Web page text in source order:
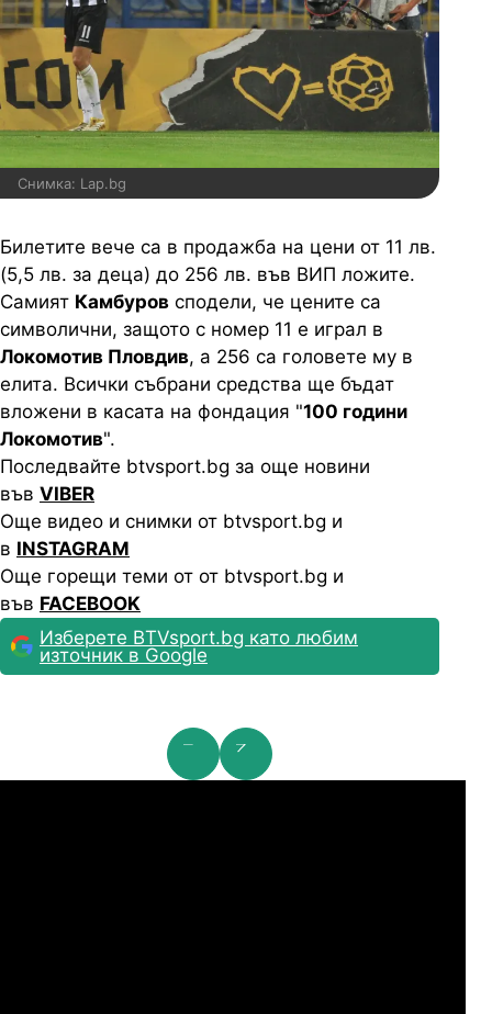
Снимка: Lap.bg
Билетите вече са в продажба на цени от 11 лв.
(5,5 лв. за деца) до 256 лв. във ВИП ложите.
Самият Камбуров сподели, че цените са
символични, защото с номер 11 е играл в
Локомотив Пловдив, а 256 са головете му в
елита. Всички събрани средства ще бъдат
вложени в касата на фондация "100 години
Локомотив".
Последвайте btvsport.bg за още новини
във VIBER
Още видео и снимки от btvsport.bg и
в INSTAGRAM
Още горещи теми от от btvsport.bg и
във FACEBOOK
Изберете BTVsport.bg като любим
източник в Google